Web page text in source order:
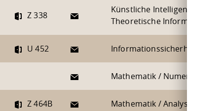
Z 338
Künstliche Intelligenz /
Theoretische Informatik
U 452 Informationssicherheit
Mathematik / Numerik
Z 464B Mathematik / Analysis